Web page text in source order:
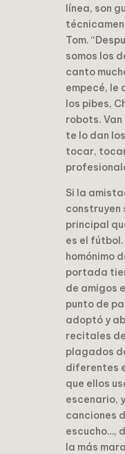
línea, son
Tom.
somos los
canto
empecé, le
los pibes,
robots.
te lo dan
tocar,
Si la
construyen
principal
es el
homónimo
portada
de amigos
punto de
adoptó y
recitales de
plagados
diferentes
que ellos
escenario,
canciones
escucho…,
la más